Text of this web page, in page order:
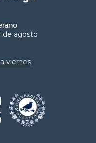
de agosto
viernes